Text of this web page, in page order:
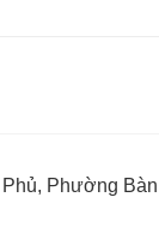
Phường